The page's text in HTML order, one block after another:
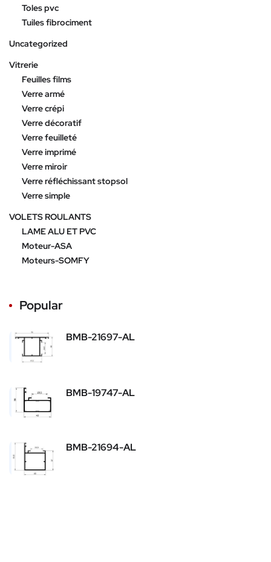
Toles pvc
Tuiles fibrociment
Uncategorized
Vitrerie
Feuilles films
Verre armé
Verre crépi
Verre décoratif
Verre feuilleté
Verre imprimé
Verre miroir
Verre réfléchissant stopsol
Verre simple
VOLETS ROULANTS
LAME ALU ET PVC
Moteur-ASA
Moteurs-SOMFY
Popular
BMB-21697-AL
BMB-19747-AL
BMB-21694-AL